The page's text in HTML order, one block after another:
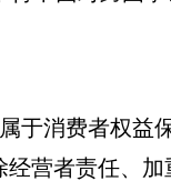
消费者权益
营者责任、加